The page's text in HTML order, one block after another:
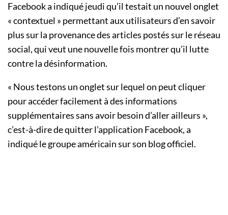
Facebook a indiqué jeudi qu’il testait un nouvel onglet
« contextuel » permettant aux utilisateurs d’en savoir
plus sur la provenance des articles postés sur le réseau
social, qui veut une nouvelle fois montrer qu’il lutte
contre la désinformation.
« Nous testons un onglet sur lequel on peut cliquer
pour accéder facilement à des informations
supplémentaires sans avoir besoin d’aller ailleurs »,
c’est-à-dire de quitter l’application Facebook, a
indiqué le groupe américain sur son blog officiel.